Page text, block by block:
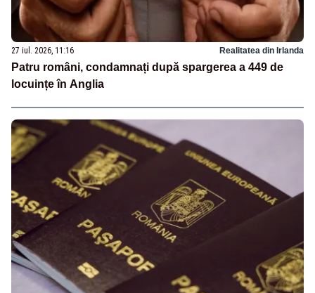
27 iul. 2026, 11:16 Realitatea din Irlanda
Patru români, condamnați după spargerea a 449 de
locuințe în Anglia